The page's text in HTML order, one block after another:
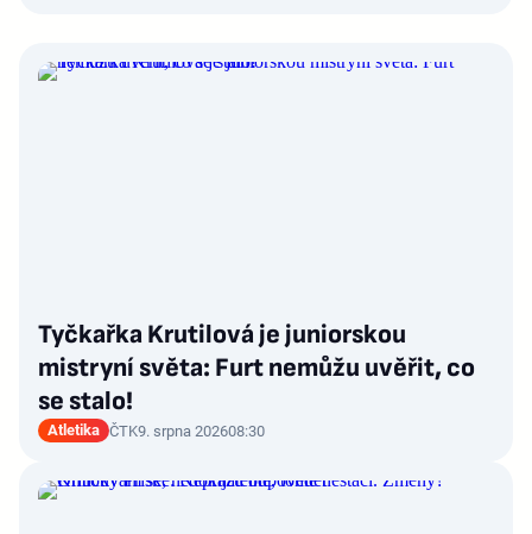
Tyčkařka Krutilová je juniorskou
mistryní světa: Furt nemůžu uvěřit, co
se stalo!
Atletika ČTK9. srpna 202608:30